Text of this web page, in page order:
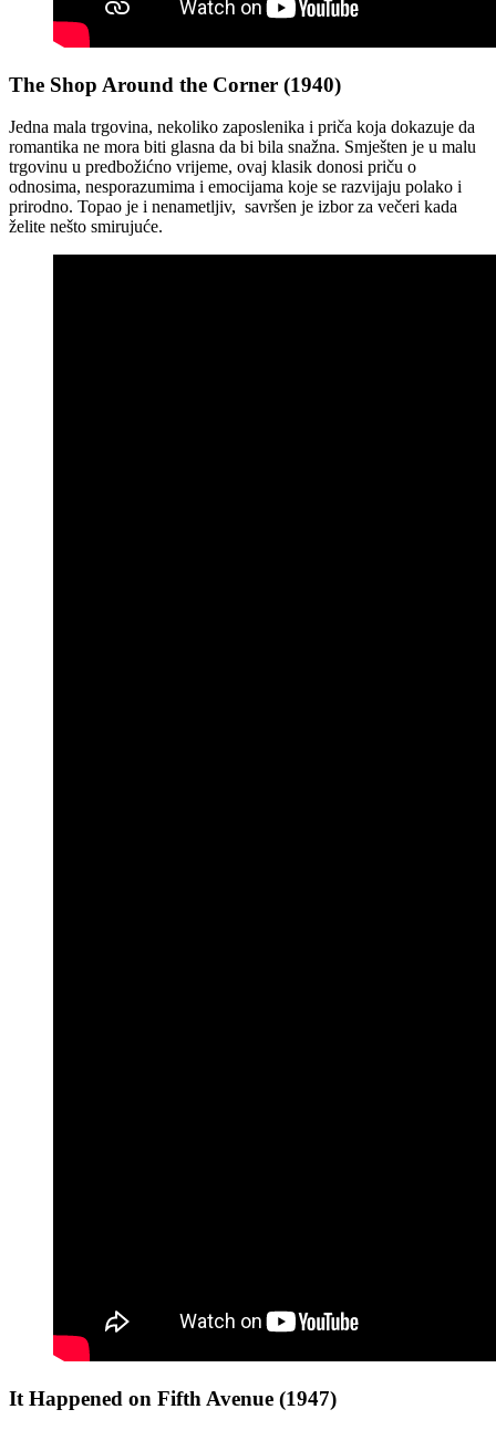
The Shop Around the Corner (1940)
Jedna mala trgovina, nekoliko zaposlenika i priča koja dokazuje da
romantika ne mora biti glasna da bi bila snažna. Smješten je u malu
trgovinu u predbožićno vrijeme, ovaj klasik donosi priču o
odnosima, nesporazumima i emocijama koje se razvijaju polako i
prirodno. Topao je i nenametljiv, savršen je izbor za večeri kada
želite nešto smirujuće.
It Happened on Fifth Avenue (1947)